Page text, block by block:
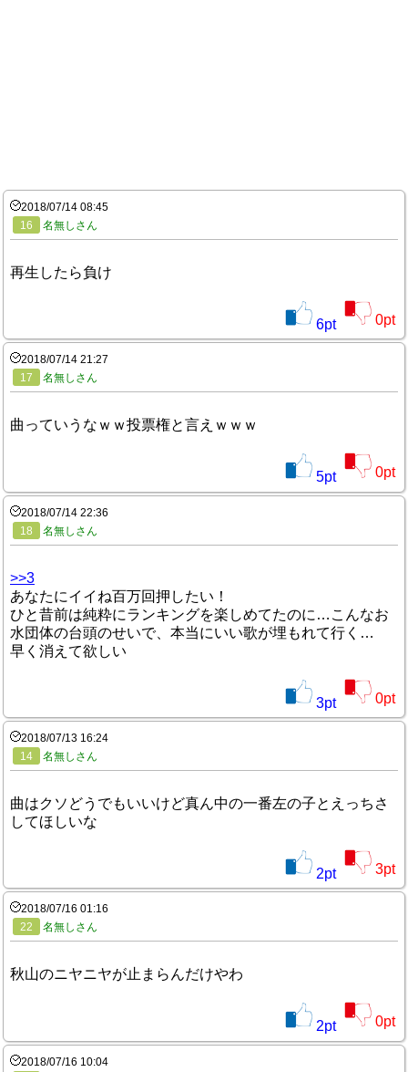
2018/07/14 08:45
16
名無しさん
再生したら負け
6pt 0pt
2018/07/14 21:27
17
名無しさん
曲っていうなｗｗ投票権と言えｗｗｗ
5pt 0pt
2018/07/14 22:36
18
名無しさん
>>3
あなたにイイね百万回押したい！
ひと昔前は純粋にランキングを楽しめてたのに…こんなお
水団体の台頭のせいで、本当にいい歌が埋もれて行く…
早く消えて欲しい
3pt 0pt
2018/07/13 16:24
14
名無しさん
曲はクソどうでもいいけど真ん中の一番左の子とえっちさ
してほしいな
2pt 3pt
2018/07/16 01:16
22
名無しさん
秋山のニヤニヤが止まらんだけやわ
2pt 0pt
2018/07/16 10:04